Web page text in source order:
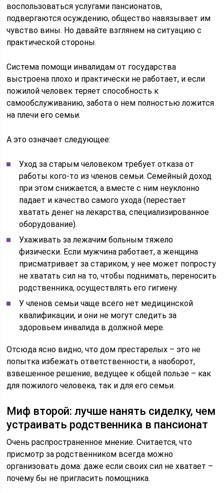
воспользоваться услугами пансионатов,
подвергаются осуждению, общество навязывает им
чувство вины. Но давайте взглянем на ситуацию с
практической стороны.
Система помощи инвалидам от государства
выстроена плохо и практически не работает, и если
пожилой человек теряет способность к
самообслуживанию, забота о нем полностью ложится
на плечи его семьи.
А это означает следующее:
Уход за старым человеком требует отказа от
работы кого-то из членов семьи. Семейный доход
при этом снижается, а вместе с ним неуклонно
падает и качество самого ухода (перестает
хватать денег на лекарства, специализированное
оборудование).
Ухаживать за лежачим больным тяжело
физически. Если мужчина работает, а женщина
присматривает за стариком, у нее может попросту
не хватать сил на то, чтобы поднимать, переносить
родственника, осуществлять его гигиену.
У членов семьи чаще всего нет медицинской
квалификации, и они не могут следить за
здоровьем инвалида в должной мере.
Отсюда ясно видно, что дом престарелых – это не
попытка избежать ответственности, а наоборот,
взвешенное решение, ведущее к общей пользе – как
для пожилого человека, так и для его семьи.
Миф второй: лучше нанять сиделку, чем
устраивать родственника в пансионат
Очень распространенное мнение. Считается, что
присмотр за родственником всегда можно
организовать дома: даже если своих сил не хватает –
почему бы не пригласить помощника.